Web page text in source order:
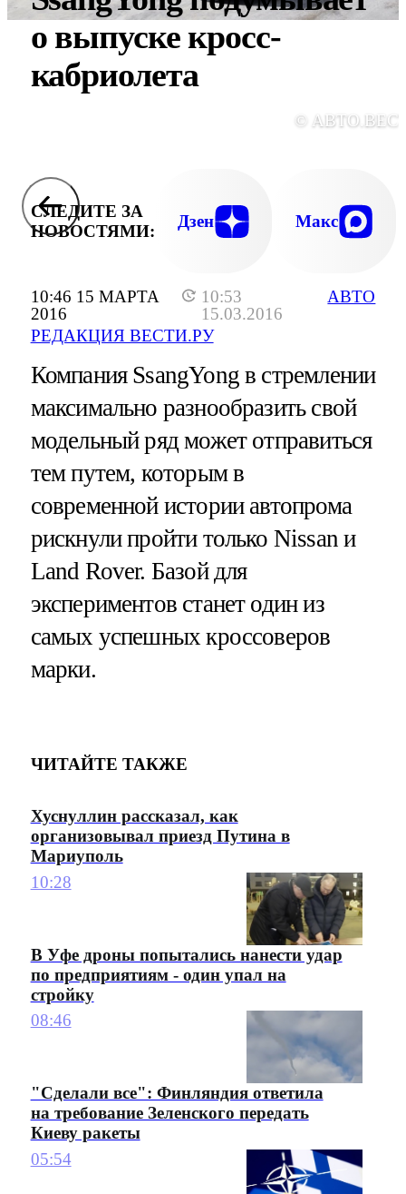
10:46 15 МАРТА
2016
10:53
15.03.2016
РЕДАКЦИЯ ВЕСТИ.РУ
АВТО
о выпуске кросс-
кабриолета
©
СЛЕДИТЕ ЗА
НОВОСТЯМИ:
Дзен Макс
Компания SsangYong в стремлении
максимально разнообразить свой
модельный ряд может отправиться
тем путем, которым в
современной истории автопрома
рискнули пройти только Nissan и
Land Rover. Базой для
экспериментов станет один из
самых успешных кроссоверов
марки.
ЧИТАЙТЕ ТАКЖЕ
Хуснуллин рассказал, как
организовывал приезд Путина в
Мариуполь
10:28
В Уфе дроны попытались нанести удар
по предприятиям - один упал на
стройку
08:46
"Сделали все": Финляндия ответила
на требование Зеленского передать
Киеву ракеты
05:54